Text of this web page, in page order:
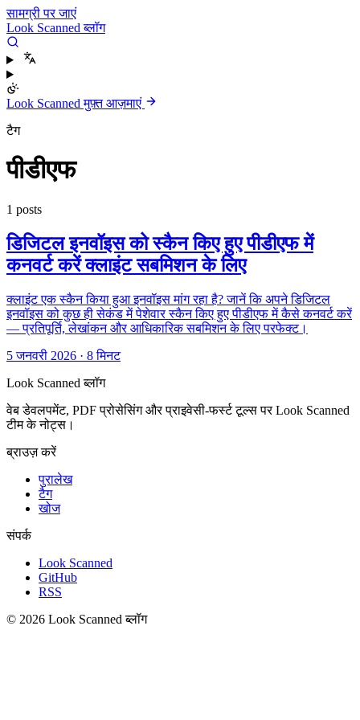
सामग्री पर जाएं
Look Scanned ब्लॉग
Look Scanned मुफ़्त आज़माएं
टैग
पीडीएफ
1 posts
डिजिटल इनवॉइस को स्कैन किए हुए पीडीएफ में
कनवर्ट करें क्लाइंट सबमिशन के लिए
क्लाइंट एक स्कैन किया हुआ इनवॉइस मांग रहा है? जानें कि अपने डिजिटल
इनवॉइस को कुछ ही सेकंड में पेशेवार स्कैन किए हुए पीडीएफ में कैसे कनवर्ट करें
— प्रतिपूर्ति, लेखांकन और आधिकारिक सबमिशन के लिए परफेक्ट।
5 जनवरी 2026 · 8 मिनट
Look Scanned ब्लॉग
वेब डेवलपमेंट, PDF प्रोसेसिंग और प्राइवेसी-फर्स्ट टूल्स पर Look Scanned
टीम के नोट्स।
ब्राउज़ करें
पुरालेख
टैग
खोज
संपर्क
Look Scanned
GitHub
RSS
© 2026 Look Scanned ब्लॉग